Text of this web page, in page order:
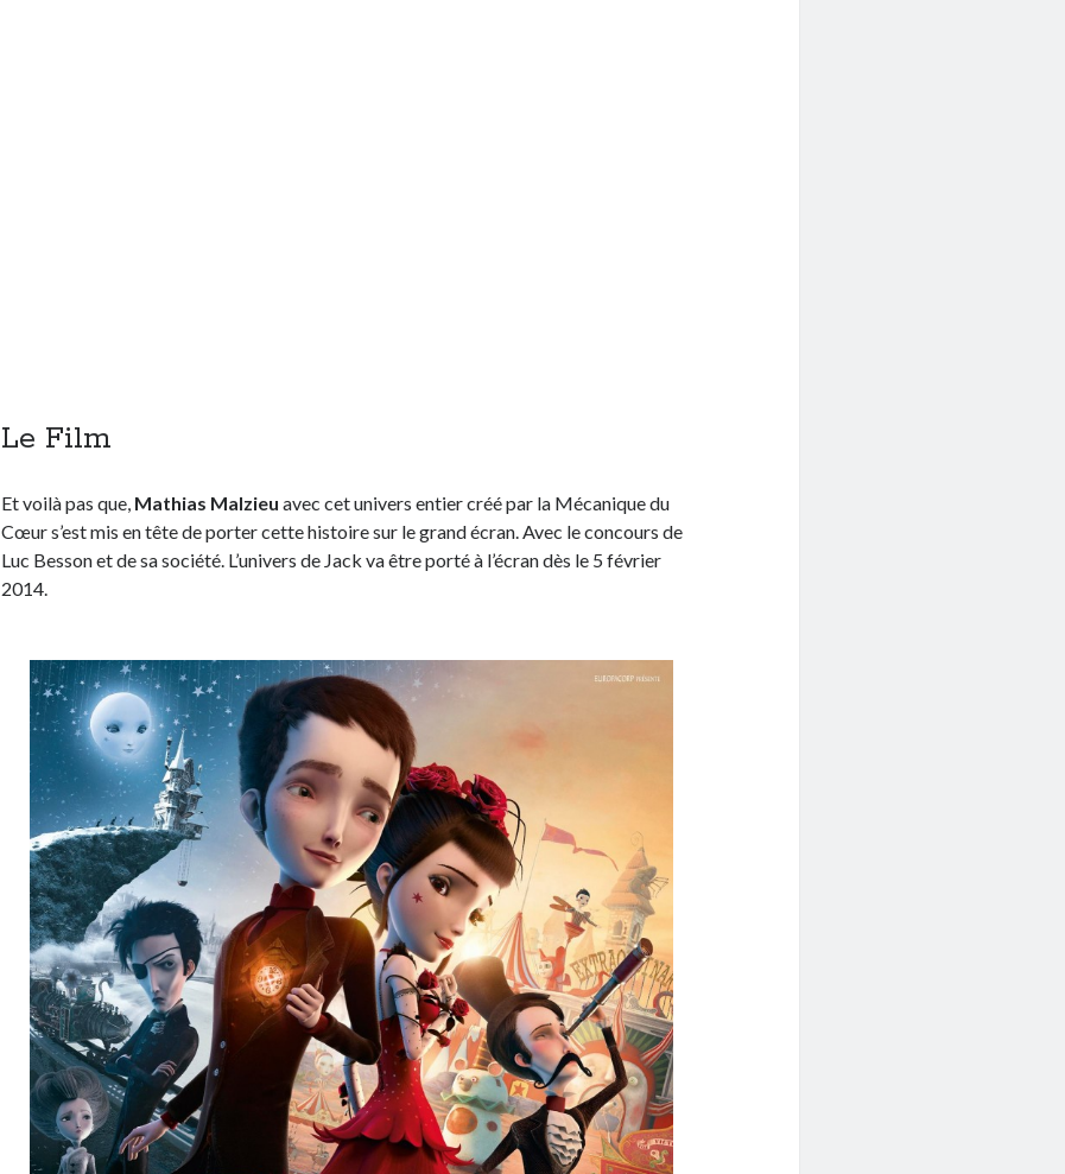
Le Film
Et voilà pas que, Mathias Malzieu avec cet univers entier créé par la Mécanique du
Cœur s’est mis en tête de porter cette histoire sur le grand écran. Avec le concours de
Luc Besson et de sa société. L’univers de Jack va être porté à l’écran dès le 5 février
2014.